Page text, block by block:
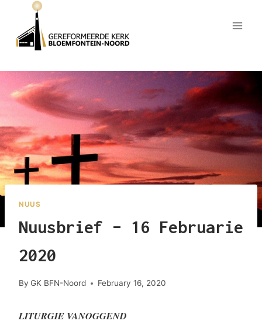
content
NUUS
Nuusbrief – 16 Februarie
2020
By GK BFN-Noord February 16, 2020
LITURGIE VANOGGEND